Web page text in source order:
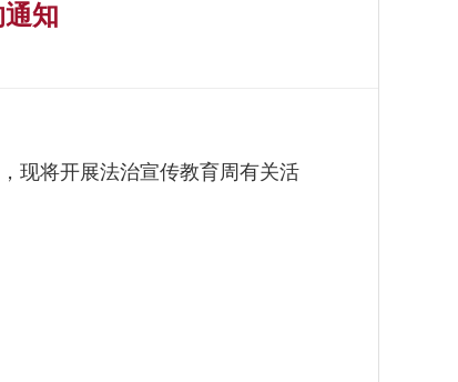
知
现将开展法治宣传教育周有关活